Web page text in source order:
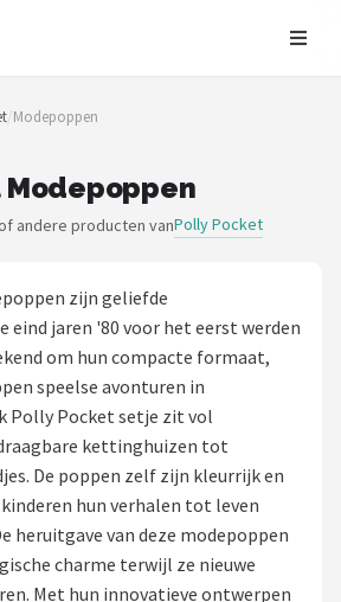
/Modepoppen
Modepoppen
andere producten vanPolly Pocket
zijn geliefde
eind jaren '80 voor het eerst werden
om hun compacte formaat,
speelse avonturen in
Polly Pocket setje zit vol
kettinghuizen tot
De poppen zelf zijn kleurrijk en
hun verhalen tot leven
heruitgave van deze modepoppen
charme terwijl ze nieuwe
Met hun innovatieve ontwerpen